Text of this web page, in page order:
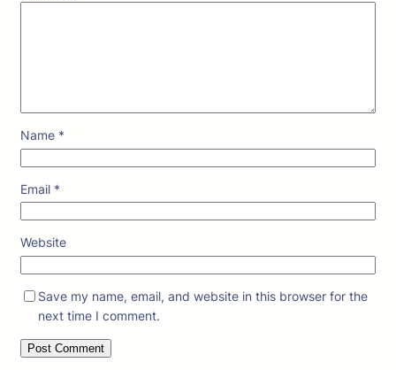
Name *
Email *
Website
Save my name, email, and website in this browser for the
next time I comment.